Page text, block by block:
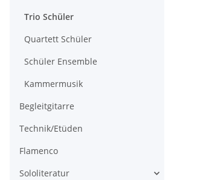
Trio Schüler
Quartett Schüler
Schüler Ensemble
Kammermusik
Begleitgitarre
Technik/Etüden
Flamenco
Sololiteratur